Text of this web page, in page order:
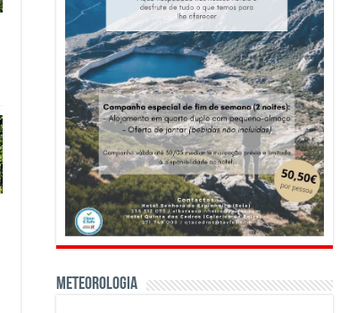
Meteorologia